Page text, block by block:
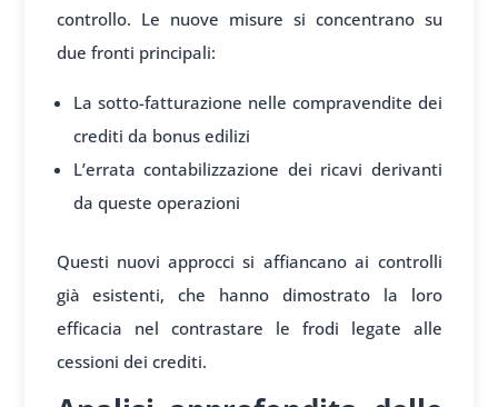
controllo. Le nuove misure si concentrano su
due fronti principali:
La sotto-fatturazione nelle compravendite dei
crediti da bonus edilizi
L’errata contabilizzazione dei ricavi derivanti
da queste operazioni
Questi nuovi approcci si affiancano ai controlli
già esistenti, che hanno dimostrato la loro
efficacia nel contrastare le frodi legate alle
cessioni dei crediti.